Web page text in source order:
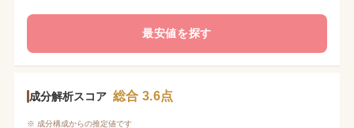
最安値を探す
成分解析スコア 総合 3.6点
※ 成分構成からの推定値です